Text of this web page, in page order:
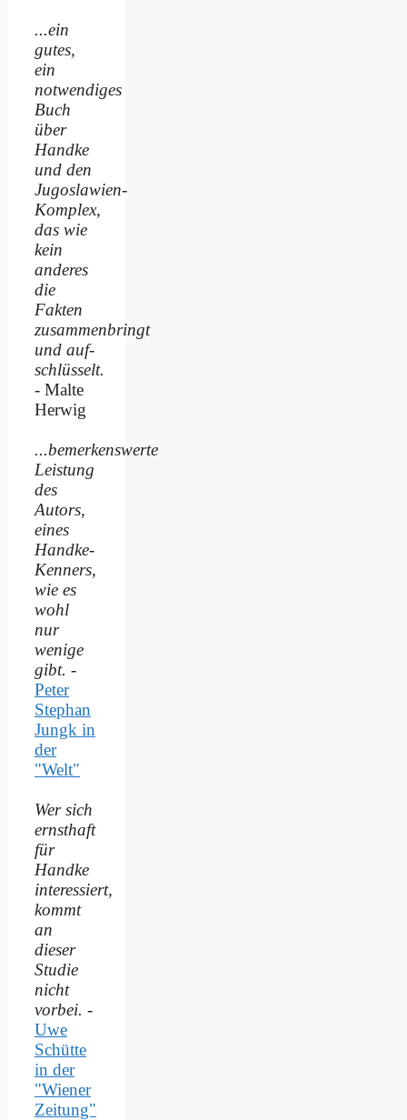
...ein
gutes,
ein
notwendiges
Buch
über
Handke
und den
Jugoslawien-
Komplex,
das wie
kein
anderes
die
Fakten
zusammenbringt
und auf­
schlüsselt.
- Malte
Herwig
...bemerkenswerte
Leistung
des
Autors,
eines
Handke-
Kenners,
wie es
wohl
nur
wenige
gibt. -
Peter
Stephan
Jungk in
der
"Welt"
Wer sich
ernsthaft
für
Handke
interessiert,
kommt
an
dieser
Studie
nicht
vorbei. -
Uwe
Schütte
in der
"Wiener
Zeitung"